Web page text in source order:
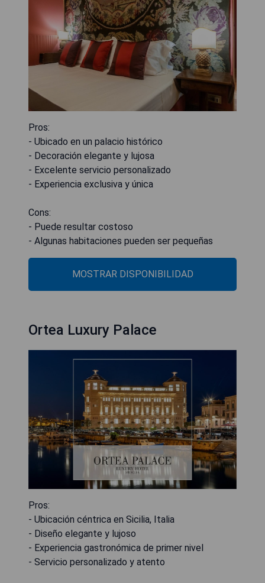
Pros:
- Ubicado en un palacio histórico
- Decoración elegante y lujosa
- Excelente servicio personalizado
- Experiencia exclusiva y única
Cons:
- Puede resultar costoso
- Algunas habitaciones pueden ser pequeñas
MOSTRAR DISPONIBILIDAD
Ortea Luxury Palace
Pros:
- Ubicación céntrica en Sicilia, Italia
- Diseño elegante y lujoso
- Experiencia gastronómica de primer nivel
- Servicio personalizado y atento